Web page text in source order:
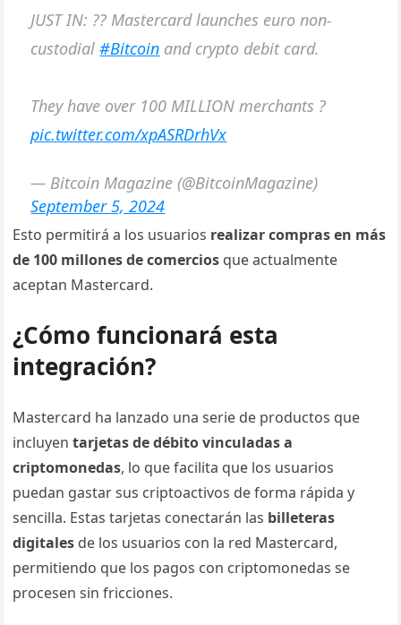
JUST IN: ?? Mastercard launches euro non-
custodial#Bitcoin and crypto debit card.
They have over 100 MILLION merchants ?
pic.twitter.com/xpASRDrhVx
— Bitcoin Magazine (@BitcoinMagazine)
September 5, 2024
Esto permitirá a los usuarios realizar compras en más
de 100 millones de comercios que actualmente
aceptan Mastercard.
¿Cómo funcionará esta
integración?
Mastercard ha lanzado una serie de productos que
incluyentarjetas de débito vinculadas a
criptomonedas, lo que facilita que los usuarios
puedan gastar sus criptoactivos de forma rápida y
sencilla. Estas tarjetas conectarán las billeteras
digitales de los usuarios con la red Mastercard,
permitiendo que los pagos con criptomonedas se
procesen sin fricciones.